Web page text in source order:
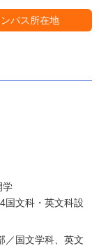
パス所在地
学
国文科・英文科設
／国文学科、英文